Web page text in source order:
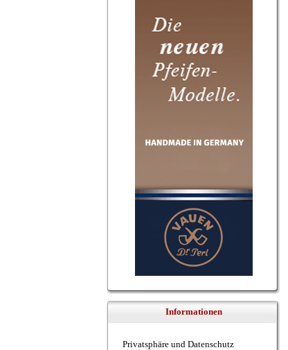
Informationen
Privatsphäre und Datenschutz